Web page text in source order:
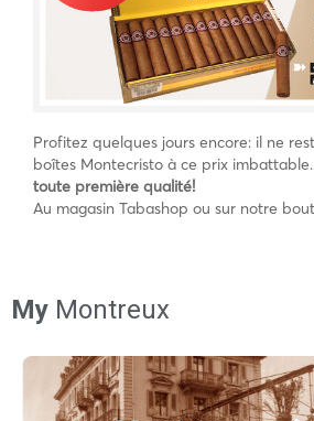
Profitez quelques jours encore: il ne
boîtes Montecristo à ce prix imbattable.
toute première qualité!
Au magasin Tabashop ou sur notre
My Montreux